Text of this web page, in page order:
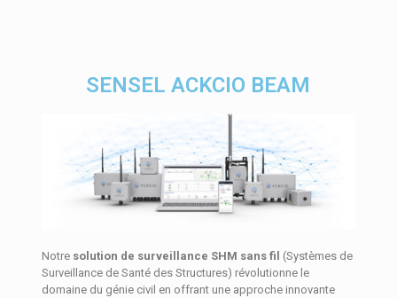
SENSEL ACKCIO BEAM
Notre solution de surveillance SHM sans fil (Systèmes de
Surveillance de Santé des Structures) révolutionne le
domaine du génie civil en offrant une approche innovante